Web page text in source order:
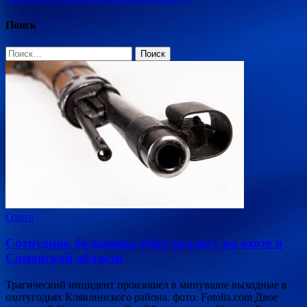
Поиск
Найти:
Охота
Сотрудник больницы убил коллегу на охоте в
Самарской области
Трагический инцидент произошел в минувшие выходные в
охотугодьях Клявлинского района. фото: Fotolia.com Двое